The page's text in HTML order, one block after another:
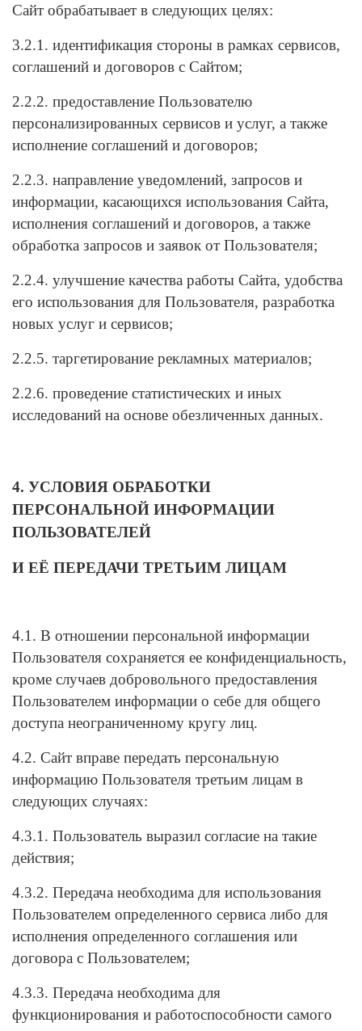
Сайт обрабатывает в следующих целях:
3.2.1. идентификация стороны в рамках сервисов,
соглашений и договоров с Сайтом;
2.2.2. предоставление Пользователю
персонализированных сервисов и услуг, а также
исполнение соглашений и договоров;
2.2.3. направление уведомлений, запросов и
информации, касающихся использования Сайта,
исполнения соглашений и договоров, а также
обработка запросов и заявок от Пользователя;
2.2.4. улучшение качества работы Сайта, удобства
его использования для Пользователя, разработка
новых услуг и сервисов;
2.2.5. таргетирование рекламных материалов;
2.2.6. проведение статистических и иных
исследований на основе обезличенных данных.
4. УСЛОВИЯ ОБРАБОТКИ
ПЕРСОНАЛЬНОЙ ИНФОРМАЦИИ
ПОЛЬЗОВАТЕЛЕЙ
И ЕЁ ПЕРЕДАЧИ ТРЕТЬИМ ЛИЦАМ
4.1. В отношении персональной информации
Пользователя сохраняется ее конфиденциальность,
кроме случаев добровольного предоставления
Пользователем информации о себе для общего
доступа неограниченному кругу лиц.
4.2. Сайт вправе передать персональную
информацию Пользователя третьим лицам в
следующих случаях:
4.3.1. Пользователь выразил согласие на такие
действия;
4.3.2. Передача необходима для использования
Пользователем определенного сервиса либо для
исполнения определенного соглашения или
договора с Пользователем;
4.3.3. Передача необходима для
функционирования и работоспособности самого